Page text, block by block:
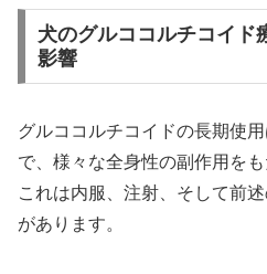
犬のグルココルチコイド
影響
グルココルチコイドの長期使
で、様々な全身性の副作用を
これは内服、注射、そして前
があります。